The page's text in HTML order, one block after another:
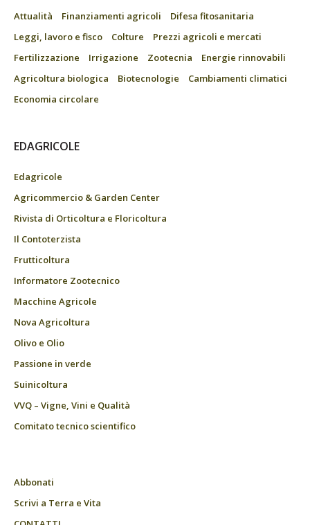
Attualità Finanziamenti agricoli
Difesa fitosanitaria
Leggi, lavoro e fisco
Colture
Prezzi agricoli e mercati
Fertilizzazione
Irrigazione Zootecnia
Energie rinnovabili
Agricoltura biologica
Biotecnologie
Cambiamenti climatici
Economia circolare
EDAGRICOLE
Edagricole
Agricommercio & Garden Center
Rivista di Orticoltura e Floricoltura
Il Contoterzista
Frutticoltura
Informatore Zootecnico
Macchine Agricole
Nova Agricoltura
Olivo e Olio
Passione in verde
Suinicoltura
VVQ – Vigne, Vini e Qualità
Comitato tecnico scientifico
Abbonati
Scrivi a Terra e Vita